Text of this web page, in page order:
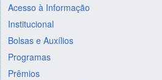
Acesso à Informação
Institucional
Bolsas e Auxílios
Programas
Prêmios